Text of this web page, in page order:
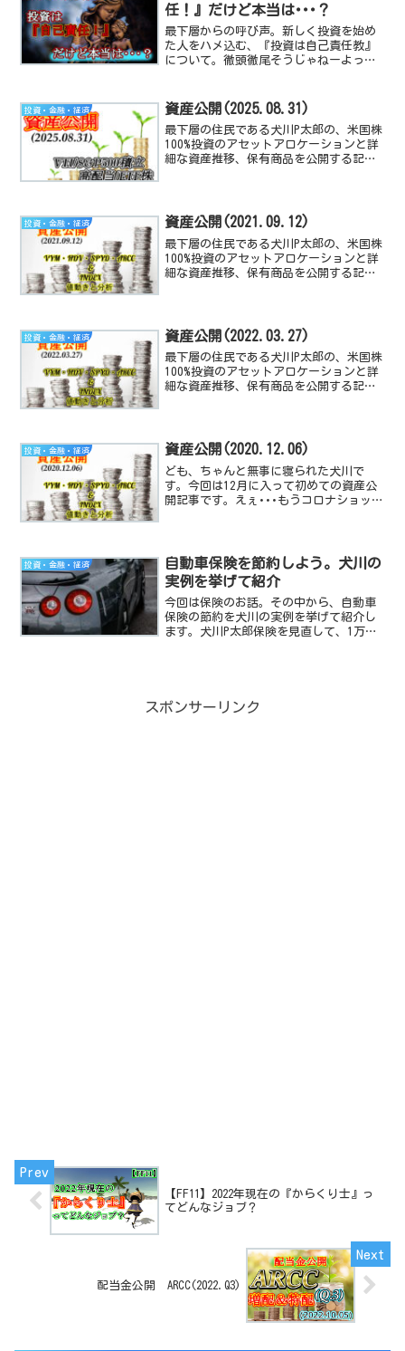
任！』だけど本当は･･･？
最下層からの呼び声。新しく投資を始め
た人をハメ込む、『投資は自己責任教』
について。徹頭徹尾そうじゃねーよって
投資・金融・経済 資産公開(2025.08.31)
最下層の住民である犬川P太郎の、米国株
100%投資のアセットアロケーションと詳
細な資産推移、保有商品を公開する記事
投資・金融・経済 資産公開(2021.09.12)
最下層の住民である犬川P太郎の、米国株
100%投資のアセットアロケーションと詳
細な資産推移、保有商品を公開する記事
投資・金融・経済 資産公開(2022.03.27)
最下層の住民である犬川P太郎の、米国株
100%投資のアセットアロケーションと詳
細な資産推移、保有商品を公開する記事
投資・金融・経済 資産公開(2020.12.06)
ども、ちゃんと無事に寝られた犬川で
す。今回は12月に入って初めての資産公
開記事です。えぇ･･･もうコロナショック
クス指...
投資・金融・経済
自動車保険を節約しよう。犬川の
実例を挙げて紹介
今回は保険のお話。その中から、自動車
保険の節約を犬川の実例を挙げて紹介し
ます。犬川P太郎保険を見直して、1万
スポンサーリンク
【FF11】2022年現在の『からくり士』っ
てどんなジョブ？
配当金公開 ARCC(2022.Q3)